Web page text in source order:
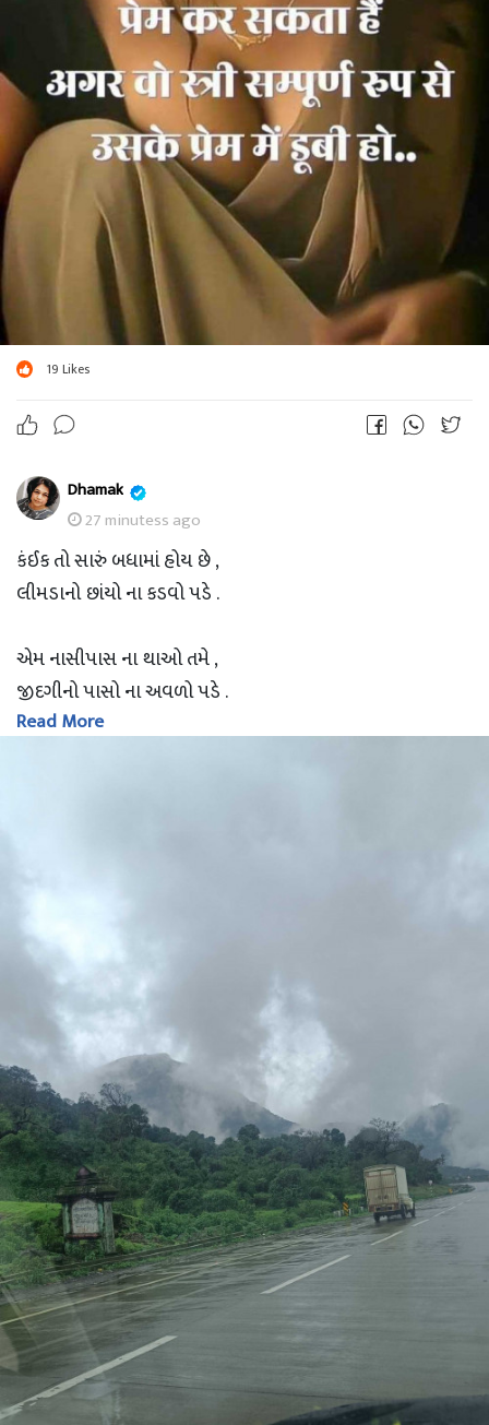
19 Likes
Dhamak
27 minutess ago
કંઈક તો સારું બધામાં હોય છે ,
લીમડાનો છાંયો ના કડવો પડે .
એમ નાસીપાસ ના થાઓ તમે ,
જીદગીનો પાસો ના અવળો પડે .
Read More